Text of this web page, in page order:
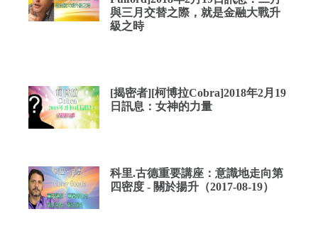
與三月交替之際，就是金融大戰升
級之時
[揭密者][柯博拉Cobra]2018年2月19
日訊息：女神的力量
科里.古德重要講座：意識地走向第
四密度 - 關於揚升（2017-08-19）